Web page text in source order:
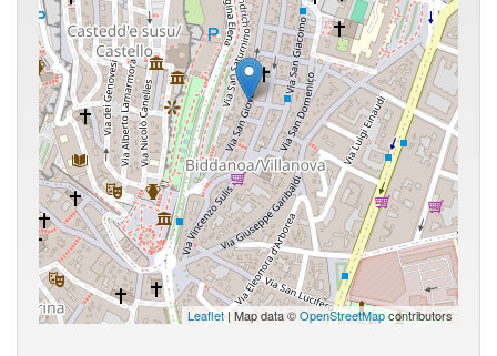
Leaflet| Map data ©OpenStreetMapcontributors